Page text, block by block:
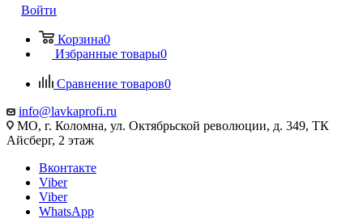
Войти
Корзина0
Избранные товары0
Сравнение товаров0
info@lavkaprofi.ru
МО, г. Коломна, ул. Октябрьской революции, д. 349, ТК
Айсберг, 2 этаж
Вконтакте
Viber
Viber
WhatsApp